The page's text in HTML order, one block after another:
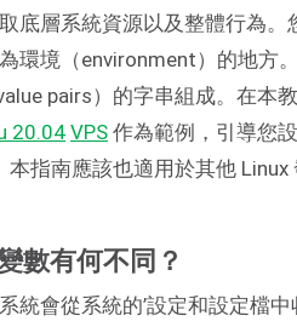
底層系統資源以及整體行為。
環境（environment）的地方
pairs）的字串組成。在本
20.04 VPS 作為範例，引導您
本指南應該也適用於其他 Linux
數有何不同？
統會從系統的’設定和設定檔中